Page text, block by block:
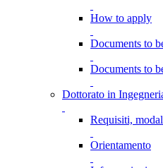
How to apply
Documents to
Documents to
Dottorato in
Requisiti,
Orientamento